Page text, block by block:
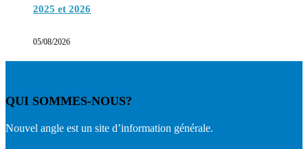
2025 et 2026
05/08/2026
QUI SOMMES-NOUS?
Nouvel angle est un site d’information générale.